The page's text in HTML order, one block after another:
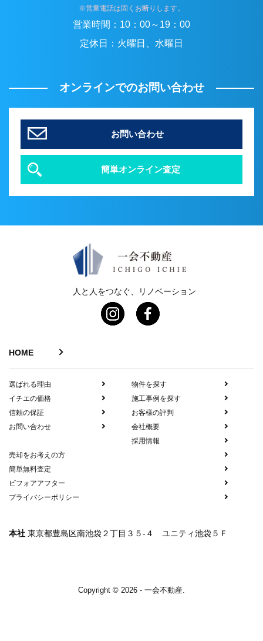
※営業電話は固くお断りします。
営業時間： 10：00～19：00
定休日： 火曜日、水曜日
オンラインでのお問い合わせ
お問い合わせ
簡単オンライン査定
人と人をつなぐ、リノベーション
HOME
選ばれる理由
イチエの価格
信頼の保証
お問い合わせ
物件を探す
施工事例を探す
お客様の評判
会社概要
採用情報
売却をお考えの方
簡単無料査定
ビフォアアフター
プライバシーポリシー
本社 東京都豊島区南池袋２丁目３５-４ ユニティ池袋５Ｆ
Copyright © 2026 - 一会不動産.